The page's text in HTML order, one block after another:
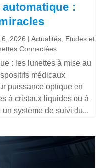
:
6, 2026 |Actualités Etudes et
Connectées
: les lunettes à mise au
médicaux
puissance optique en
à cristaux liquides ou à
système de suivi du...